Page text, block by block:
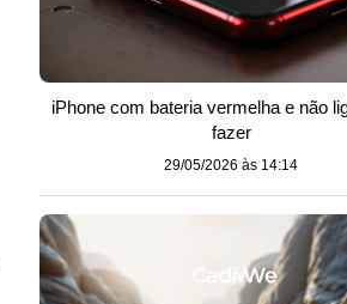
iPhone com bateria vermelha e não
fazer
29/05/2026 às 14:14